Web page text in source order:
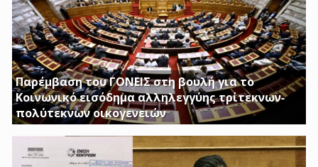
Παρέμβαση του ΓΟΝΕΙΣ στη βουλή για το
Κοινωνικό εισόδημα αλληλεγγύης τρίτεκνων-
πολύτεκνων οικογενειών
Απαιτούμε να εξαιρεθούν τα επιδόματα Στήριξης
Τέκνων, καθώς και το Ειδικό Επίδομα Στήριξης σε
Τρίτεκνες – Πολύτεκνες οικογένειες από τα εισοδηματικά